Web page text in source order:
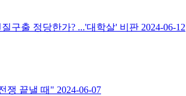
구출 정당한가? ...'대학살' 비판 2024-06-12
쟁 끝낼 때" 2024-06-07